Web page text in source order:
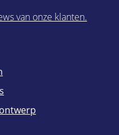
van onze klanten.